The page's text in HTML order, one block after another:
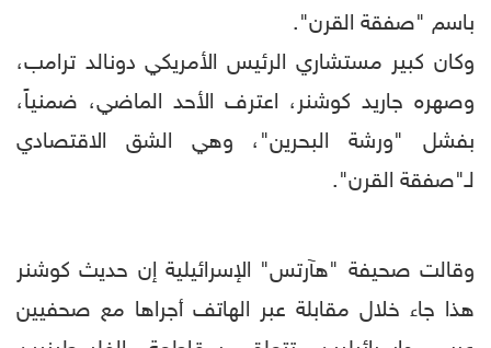
باسم "صفقة القرن".
وكان كبير مستشاري الرئيس الأمريكي دونالد ترامب،
وصهره جاريد كوشنر، اعترف الأحد الماضي، ضمنياً،
بفشل "ورشة البحرين"، وهي الشق الاقتصادي
لـ"صفقة القرن".
وقالت صحيفة "هآرتس" الإسرائيلية إن حديث كوشنر
هذا جاء خلال مقابلة عبر الهاتف أجراها مع صحفيين